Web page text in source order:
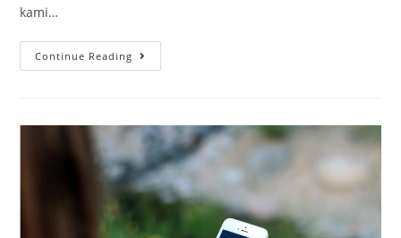
kami…
Continue Reading